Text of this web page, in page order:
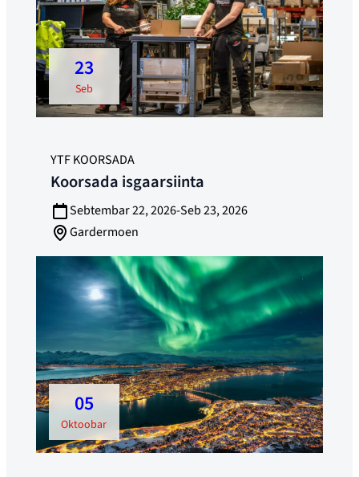
23
seb
YTF KOORSADA
Koorsada isgaarsiinta
Sebtembar 22, 2026-Seb 23, 2026
Gardermoen
05
oktoobar